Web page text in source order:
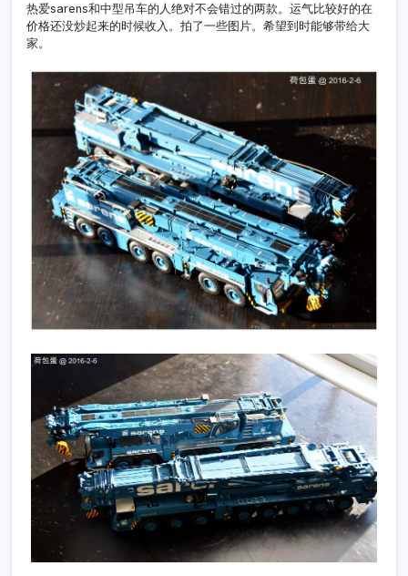
热爱sarens和中型吊车的人绝对不会错过的两款。运气比较好的在
价格还没炒起来的时候收入。拍了一些图片。希望到时能够带给大
家。